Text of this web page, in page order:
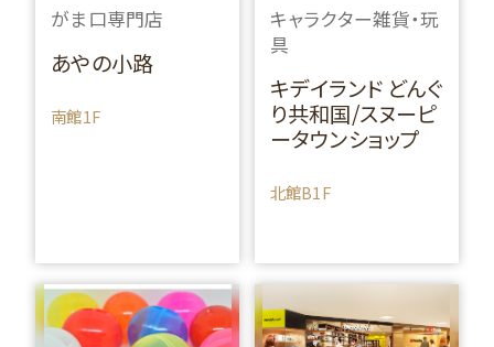
がま口専門店
あやの小路
南館1F
キャラクター雑貨・玩
具
キデイランド どんぐ
り共和国/スヌーピ
ータウンショップ
北館B1F